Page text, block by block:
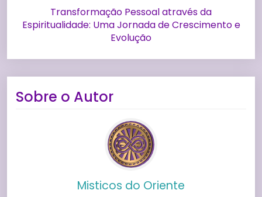
Transformação Pessoal através da
Espiritualidade: Uma Jornada de Crescimento e
Evolução
Sobre o Autor
Misticos do Oriente